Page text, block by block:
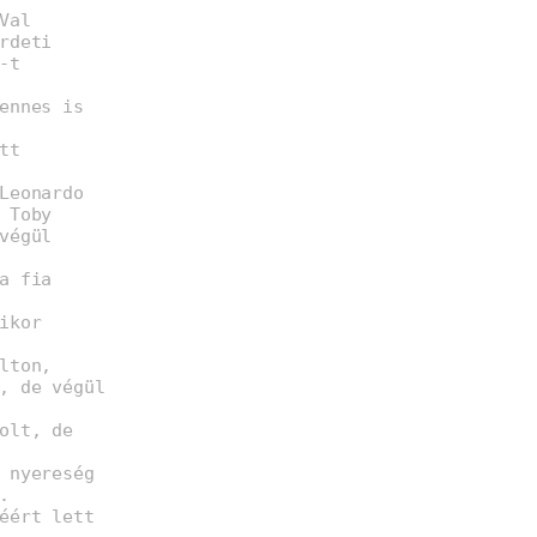
t
is
a fia
de végül
de
lett